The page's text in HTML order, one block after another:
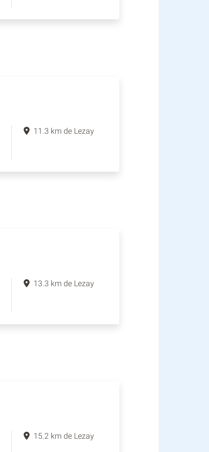
11.3 km de Lezay
13.3 km de Lezay
15.2 km de Lezay